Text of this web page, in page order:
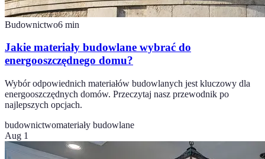
Budownictwo6 min
Jakie materiały budowlane wybrać do
energooszczędnego domu?
Wybór odpowiednich materiałów budowlanych jest kluczowy dla
energooszczędnych domów. Przeczytaj nasz przewodnik po
najlepszych opcjach.
budownictwomateriały budowlane
Aug 1